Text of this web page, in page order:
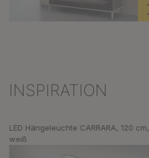
Produktgalerie überspringen
INSPIRATION
LED Hängeleuchte CARRARA, 120 cm,
weiß